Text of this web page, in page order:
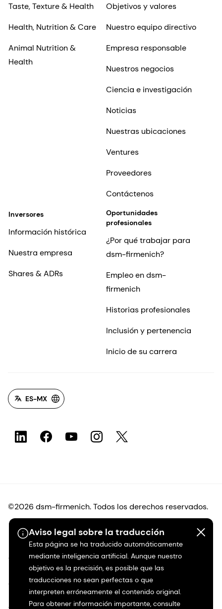
Aviso legal sobre la traducción
Esta página se ha traducido automáticamente
mediante inteligencia artificial. Aunque nuestro
objetivo es la precisión, es posible que las
traducciones no sean perfectas o que
interpreten erróneamente el contenido original.
Para obtener información importante, consulte
Taste, Texture & Health
Health, Nutrition & Care
Animal Nutrition &
Health
Objetivos y valores
Nuestro equipo directivo
Empresa responsable
Nuestros negocios
Ciencia e investigación
Noticias
Nuestras ubicaciones
Ventures
Proveedores
Contáctenos
Inversores
Información histórica
Nuestra empresa
Shares & ADRs
Oportunidades
profesionales
¿Por qué trabajar para
dsm-firmenich?
Empleo en dsm-
firmenich
Historias profesionales
Inclusión y pertenencia
Inicio de su carrera
ES-MX
©2026 dsm-firmenich. Todos los derechos reservados.
Protección de datos
Condiciones de uso
Condiciones generales